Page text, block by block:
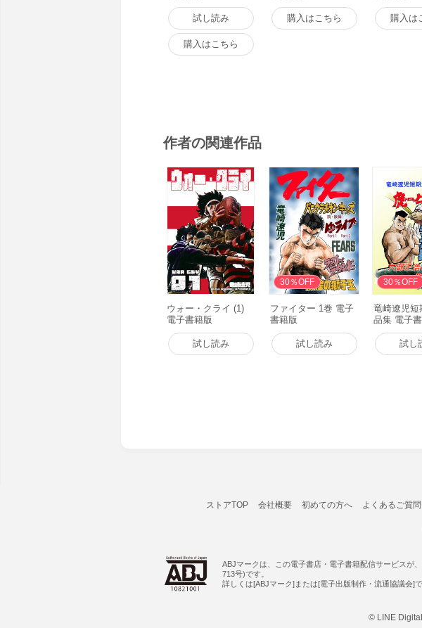
試し読み
購入はこちら
購入はこちら 購入は
作者の関連作品
ウォー・クライ (1)
電子書籍版
試し読み
30％OFF
ファイター 1巻 電子
書籍版
試し読み
30％OFF
竜崎遼児短
品集 電子
試し
ストアTOP 会社概要 初めての方へ よくあるご質問
ABJマークは、この電子書店・電子書籍配信サービスが
713号)です。
詳しくは[ABJマーク]または[電子出版制作・流通協議会]
© LINE